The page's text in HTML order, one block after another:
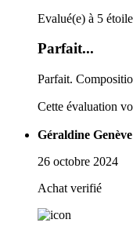
Evalué(e) à 5
Parfait...
Parfait.
Cette évaluation
Géraldine Genève
26 octobre 2024
Achat verifié